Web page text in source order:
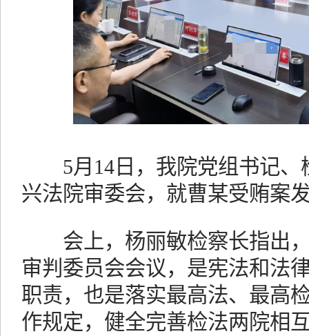
5月14日，我院党组书记、
兴法院审委会，就曹某受贿案
会上，杨丽敏检察长指出，
审判委员会会议，是宪法和法
职责，也是落实最高法、最高
作规定，健全完善检法两院相